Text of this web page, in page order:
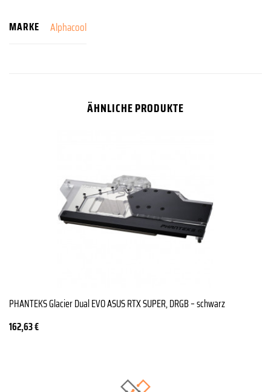
MARKE Alphacool
ÄHNLICHE PRODUKTE
PHANTEKS Glacier Dual EVO ASUS RTX SUPER, DRGB – schwarz
162,63€